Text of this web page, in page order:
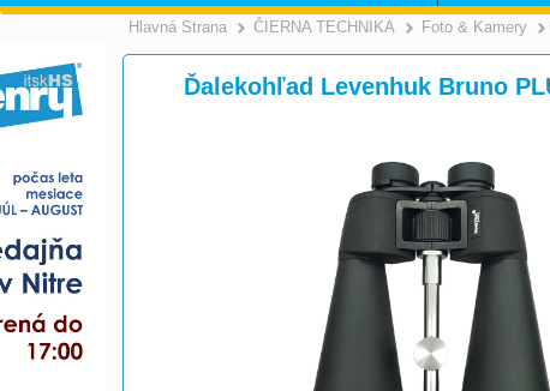
Hlavná Strana >
ČIERNA TECHNIKA Foto & Kamery
Ďalekohľad Levenhuk Bruno